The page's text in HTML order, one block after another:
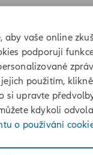
výjimečné
na trhu
potřebujete,
aby vaše online
podporují
použitím,
si upravte
kdykoli
o používání